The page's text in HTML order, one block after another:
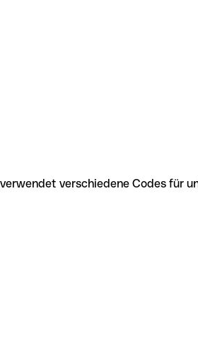
verwendet verschiedene Codes für